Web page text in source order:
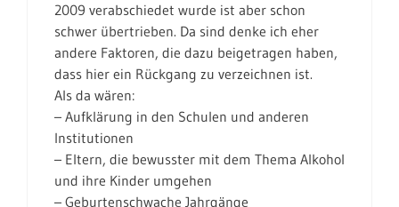
2009 verabschiedet wurde ist aber schon
schwer übertrieben. Da sind denke ich eher
andere Faktoren, die dazu beigetragen haben,
dass hier ein Rückgang zu verzeichnen ist.
Als da wären:
– Aufklärung in den Schulen und anderen
Institutionen
– Eltern, die bewusster mit dem Thema Alkohol
und ihre Kinder umgehen
– Geburtenschwache Jahrgänge